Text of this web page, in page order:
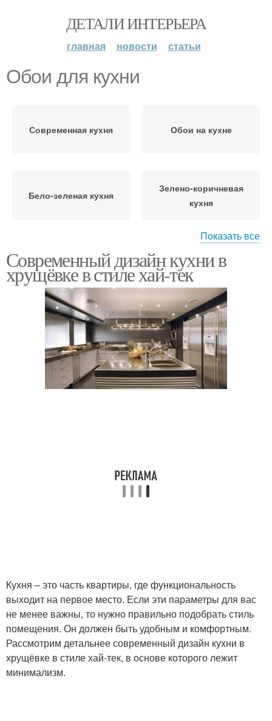
ДЕТАЛИ ИНТЕРЬЕРА
главная новости статьи
Обои для кухни
Современная кухня Обои на кухне
Бело-зеленая кухня
Зелено-коричневая
кухня
Черно-зеленая кухня
бежевых тонах
Кухня в зелено-желтых
тонах
Бежевая кухня
Кухня с зелеными
Обои на кухню
Кухни в салатовых
тонах
Интерьер для
салатовой кухни
Показать все
Современный дизайн кухни в
хрущёвке в стиле хай-тек
Кухня – это часть квартиры, где функциональность
выходит на первое место. Если эти параметры для вас
не менее важны, то нужно правильно подобрать стиль
помещения. Он должен быть удобным и комфортным.
Рассмотрим детальнее современный дизайн кухни в
хрущёвке в стиле хай-тек, в основе которого лежит
минимализм.